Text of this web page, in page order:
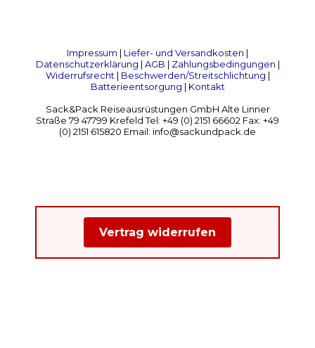
Impressum | Liefer- und Versandkosten |
Datenschutzerklärung | AGB | Zahlungsbedingungen |
Widerrufsrecht | Beschwerden/Streitschlichtung |
Batterieentsorgung | Kontakt
Sack&Pack Reiseausrüstungen GmbH Alte Linner
Straße 79 47799 Krefeld Tel: +49 (0) 2151 66602 Fax: +49
(0) 2151 615820 Email: info@sackundpack.de
Vertrag widerrufen